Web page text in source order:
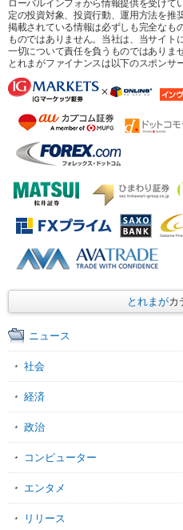
ローバルインフォから情報提供を受けて
定の投資対象、投資行動、運用方法を推
掲載されている情報は必ずしも完全なも
ものではありません。当社は、当サイト
一切について責任を負うものではありませ
とれまがファイナンスは以下のスポンサ
とれまがカ
ニュース
社会
経済
政治
コンピューター
エンタメ
リリース